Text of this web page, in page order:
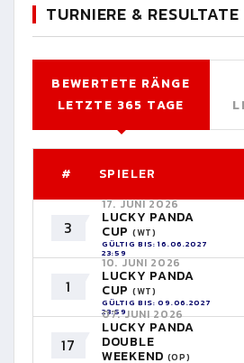
TURNIERE & RESULTATE
BEWERTETE RÄNGE
LETZTE 365 TAGE
# SPIELER
3
17. JUNI 2026
LUCKY PANDA
CUP (WT)
GÜLTIG BIS: 16.06.2027
23:59
1
10. JUNI 2026
LUCKY PANDA
CUP (WT)
GÜLTIG BIS: 09.06.2027
23:59
17
07. JUNI 2026
LUCKY PANDA
DOUBLE
WEEKEND (OP)